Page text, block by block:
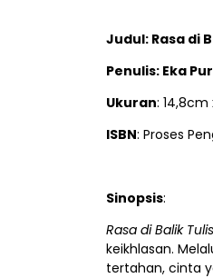
Judul: Rasa di
Penulis: Eka
Ukuran: 14,8cm
ISBN: Proses
Sinopsis:
Rasa di Balik
keikhlasan.
tertahan, cinta